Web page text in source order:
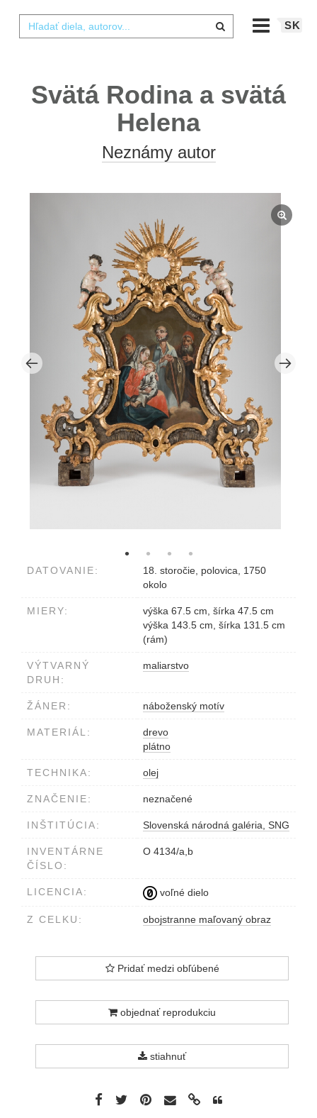
SK
Svätá Rodina a svätá
Helena
Neznámy autor
DATOVANIE:
18. storočie, polovica, 1750
okolo
MIERY:
výška 67.5 cm, šírka 47.5 cm
výška 143.5 cm, šírka 131.5 cm
(rám)
VÝTVARNÝ
DRUH:
maliarstvo
ŽÁNER: náboženský motív
MATERIÁL:
drevo
plátno
TECHNIKA: olej
ZNAČENIE: neznačené
INŠTITÚCIA: Slovenská národná galéria, SNG
INVENTÁRNE
ČÍSLO:
O 4134/a,b
LICENCIA: voľné dielo
Z CELKU: obojstranne maľovaný obraz
Pridať medzi obľúbené
objednať reprodukciu
stiahnuť